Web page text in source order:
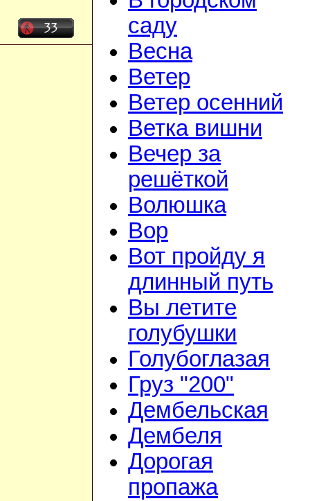
саду
Весна
Ветер
Ветер осенний
Ветка вишни
Вечер за
решёткой
Волюшка
Вор
Вот пройду я
длинный путь
Вы летите
голубушки
Голубоглазая
Груз "200"
Дембельская
Дембеля
Дорогая
пропажа